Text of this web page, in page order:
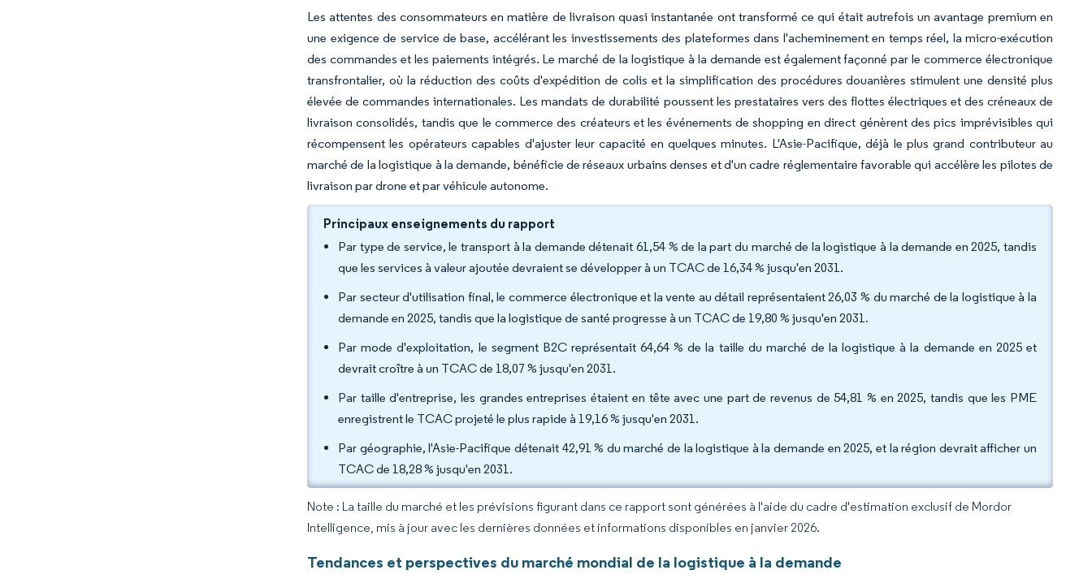
Les attentes des consommateurs en matière de livraison quasi instantanée ont transformé ce qui était autrefois un avantage premium en
une exigence de service de base, accélérant les investissements des plateformes dans l'acheminement en temps réel, la micro-exécution
des commandes et les paiements intégrés. Le marché de la logistique à la demande est également façonné par le commerce électronique
transfrontalier, où la réduction des coûts d'expédition de colis et la simplification des procédures douanières stimulent une densité plus
élevée de commandes internationales. Les mandats de durabilité poussent les prestataires vers des flottes électriques et des créneaux de
livraison consolidés, tandis que le commerce des créateurs et les événements de shopping en direct génèrent des pics imprévisibles qui
récompensent les opérateurs capables d'ajuster leur capacité en quelques minutes. L'Asie-Pacifique, déjà le plus grand contributeur au
marché de la logistique à la demande, bénéficie de réseaux urbains denses et d'un cadre réglementaire favorable qui accélère les pilotes de
livraison par drone et par véhicule autonome.
Principaux enseignements du rapport
Par type de service, le transport à la demande détenait 61,54 % de la part du marché de la logistique à la demande en 2025, tandis
que les services à valeur ajoutée devraient se développer à un TCAC de 16,34 % jusqu'en 2031.
Par secteur d'utilisation final, le commerce électronique et la vente au détail représentaient 26,03 % du marché de la logistique à la
demande en 2025, tandis que la logistique de santé progresse à un TCAC de 19,80 % jusqu'en 2031.
Par mode d'exploitation, le segment B2C représentait 64,64 % de la taille du marché de la logistique à la demande en 2025 et
devrait croître à un TCAC de 18,07 % jusqu'en 2031.
Par taille d'entreprise, les grandes entreprises étaient en tête avec une part de revenus de 54,81 % en 2025, tandis que les PME
enregistrent le TCAC projeté le plus rapide à 19,16 % jusqu'en 2031.
Par géographie, l'Asie-Pacifique détenait 42,91 % du marché de la logistique à la demande en 2025, et la région devrait afficher un
TCAC de 18,28 % jusqu'en 2031.
Note : La taille du marché et les prévisions figurant dans ce rapport sont générées à l'aide du cadre d'estimation exclusif de Mordor
Intelligence, mis à jour avec les dernières données et informations disponibles en janvier 2026.
Tendances et perspectives du marché mondial de la logistique à la demande